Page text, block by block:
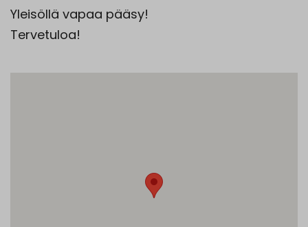
Yleisöllä vapaa pääsy!
Tervetuloa!